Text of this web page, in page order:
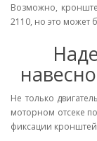
Возможно,
2110, но это может
Не только
моторном отсеке
фиксации